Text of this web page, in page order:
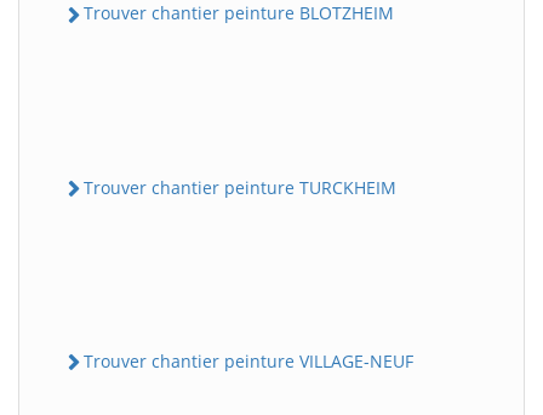
Trouver chantier peinture BLOTZHEIM
Trouver chantier peinture TURCKHEIM
Trouver chantier peinture VILLAGE-NEUF